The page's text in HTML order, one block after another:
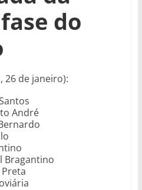
do
26 de janeiro):
André
Bragantino